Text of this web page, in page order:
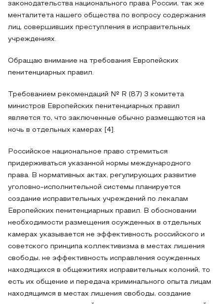
законодательства национального права России, так же
менталитета нашего общества по вопросу содержания
лиц, совершивших преступления в исправительных
учреждениях.
Обращаю внимание на требования Европейских
пенитенциарных правил.
Требованием рекомендаций № R (87) 3 комитета
министров Европейских пенитенциарных правил
является то, что заключенные обычно размещаются на
ночь в отдельных камерах [4].
Российское национальное право стремиться
придерживаться указанной нормы международного
права. В нормативных актах, регулирующих развитие
уголовно-исполнительной системы планируется
создание исправительных учреждений по лекалам
Европейских пенитенциарных правил. В обосновании
необходимости размещения осужденных в отдельных
камерах указывается не эффективность российского и
советского принципа коллективизма в местах лишения
свободы, не эффективность исправления осужденных
находящихся в общежитиях исправительных колоний, то
есть их общение и передача криминального опыта лицам
находящимся в местах лишения свободы, создание